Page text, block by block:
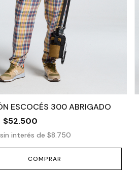
ESCOCÉS 300 ABRIGADO
$52.500
interés de $8.750
COMPRAR